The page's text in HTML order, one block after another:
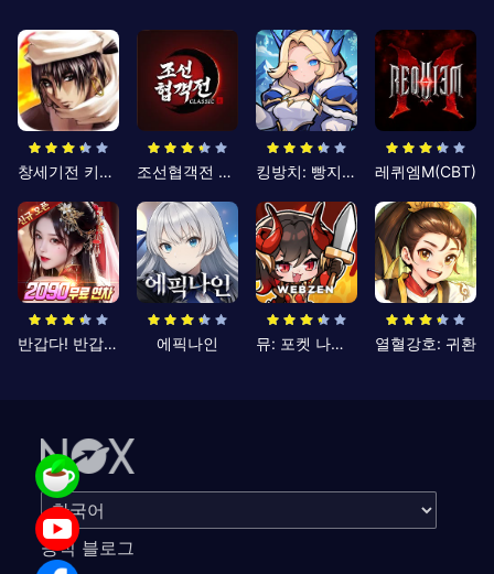
창세기전 키우기 조선협객전 클래식 킹방치: 빵지의 제왕 레퀴엠M(CBT)
반갑다! 반갑삼국지 에픽나인 뮤: 포켓 나이츠 열혈강호: 귀환
공식 블로그